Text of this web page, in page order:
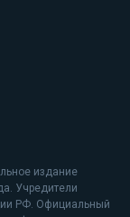
издание
Учредители
РФ. Официальный